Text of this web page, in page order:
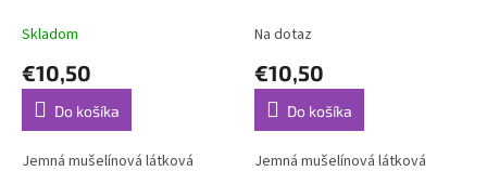
Skladom
€10,50
Do košíka
Jemná mušelínová látková
Na dotaz
€10,50
Do košíka
Jemná mušelínová látková